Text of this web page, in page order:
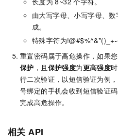
由大写字母、小写字母、
成。
特殊字符为
重置密码属于高危操作，如果
保护 ，且 保护强度为更高强度
行二次验证，以短信验证为例
号绑定的手机会收到短信验证
完成高危操作。
相关 API